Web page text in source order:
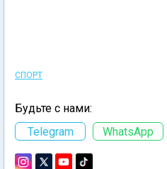
СПОРТ
Будьте с нами:
Telegram
WhatsApp